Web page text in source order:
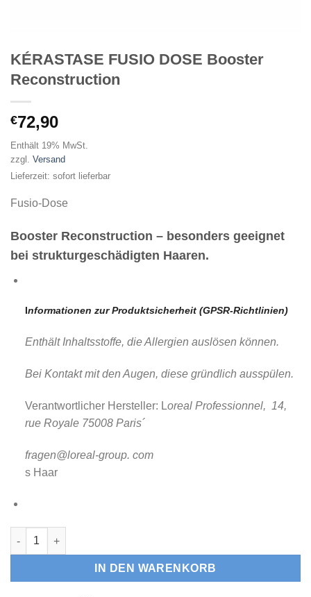
KÉRASTASE FUSIO DOSE Booster
Reconstruction
€72,90
Enthält 19% MwSt.
zzgl. Versand
Lieferzeit: sofort lieferbar
Fusio-Dose
Booster Reconstruction – besonders geeignet
bei strukturgeschädigten Haaren.
Informationen zur Produktsicherheit (GPSR-Richtlinien)
Enthält Inhaltsstoffe, die Allergien auslösen können.
Bei Kontakt mit den Augen, diese gründlich ausspülen.
Verantwortlicher Hersteller: Loreal Professionnel, 14,
rue Royale 75008 Paris´
fragen@loreal-group. com
s Haar
KÉRASTASE FUSIO DOSE Booster Reconstruction Menge
IN DEN WARENKORB